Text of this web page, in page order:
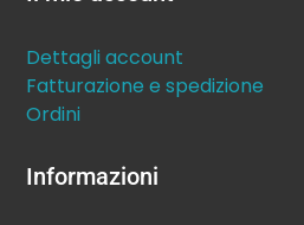
Dettagli account
Fatturazione e spedizione
Ordini
Informazioni